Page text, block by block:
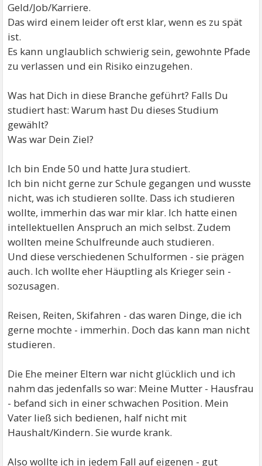
Geld/Job/Karriere.
Das wird einem leider oft erst klar, wenn es zu spät
ist.
Es kann unglaublich schwierig sein, gewohnte Pfade
zu verlassen und ein Risiko einzugehen.
Was hat Dich in diese Branche geführt? Falls Du
studiert hast: Warum hast Du dieses Studium
gewählt?
Was war Dein Ziel?
Ich bin Ende 50 und hatte Jura studiert.
Ich bin nicht gerne zur Schule gegangen und wusste
nicht, was ich studieren sollte. Dass ich studieren
wollte, immerhin das war mir klar. Ich hatte einen
intellektuellen Anspruch an mich selbst. Zudem
wollten meine Schulfreunde auch studieren.
Und diese verschiedenen Schulformen - sie prägen
auch. Ich wollte eher Häuptling als Krieger sein -
sozusagen.
Reisen, Reiten, Skifahren - das waren Dinge, die ich
gerne mochte - immerhin. Doch das kann man nicht
studieren.
Die Ehe meiner Eltern war nicht glücklich und ich
nahm das jedenfalls so war: Meine Mutter - Hausfrau
- befand sich in einer schwachen Position. Mein
Vater ließ sich bedienen, half nicht mit
Haushalt/Kindern. Sie wurde krank.
Also wollte ich in jedem Fall auf eigenen - gut